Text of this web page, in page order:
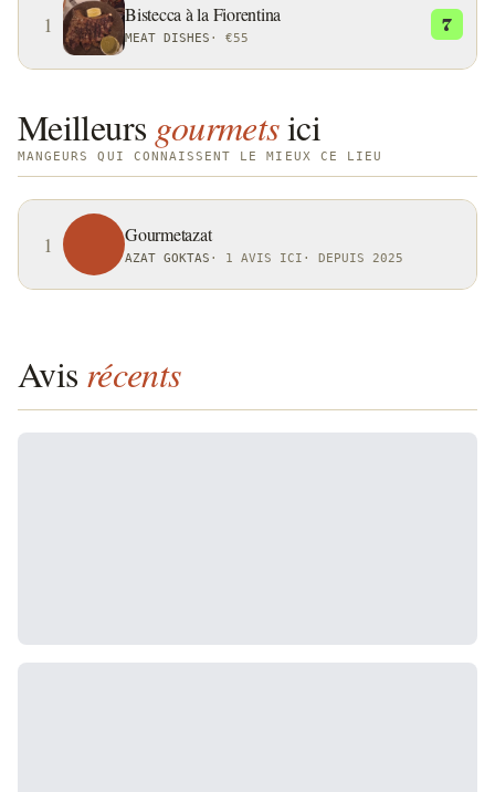
1 Bistecca à la Fiorentina
MEAT DISHES · €55
7
Meilleurs gourmetsici
MANGEURS QUI CONNAISSENT LE MIEUX CE LIEU
1 Gourmetazat
AZAT GOKTAS · 1 AVIS ICI · DEPUIS 2025
Avis récents